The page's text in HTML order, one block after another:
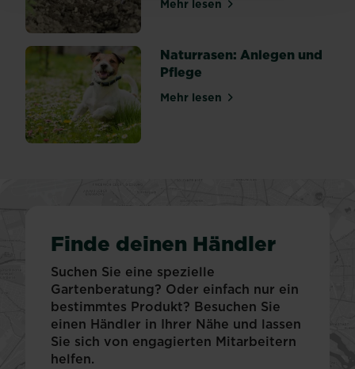
Mehr lesenüber Gemüsebeet
Naturrasen: Anlegen und
Pflege
Mehr lesenüber Naturrasen: Anlegen
Finde deinen Händler
Suchen Sie eine spezielle
Gartenberatung? Oder einfach nur ein
bestimmtes Produkt? Besuchen Sie
einen Händler in Ihrer Nähe und lassen
Sie sich von engagierten Mitarbeitern
helfen.